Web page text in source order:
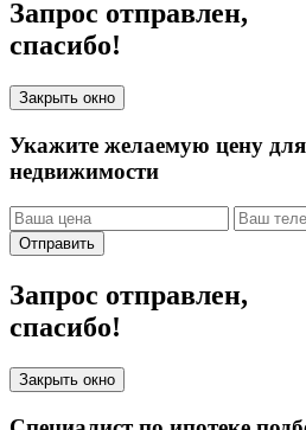
Запрос отправлен,
спасибо!
Закрыть окно
Укажите желаемую цену
недвижимости
Отправить
Запрос отправлен,
спасибо!
Закрыть окно